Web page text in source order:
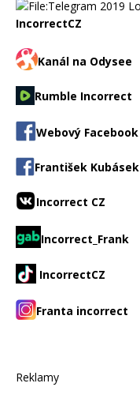
IncorrectCZ
Kanál na Odysee
Rumble Incorrect
Webový Facebook
František Kubásek
Incorrect CZ
Incorrect_Frank
IncorrectCZ
Franta incorrect
Reklamy